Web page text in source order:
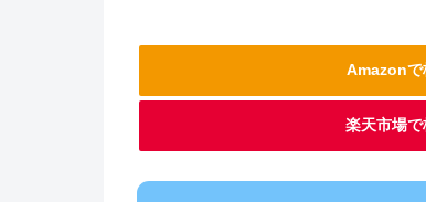
Amazonで
楽天市場